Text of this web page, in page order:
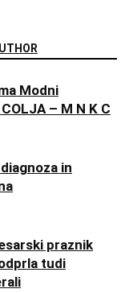
Modni
– M N K C
in
praznik
tudi